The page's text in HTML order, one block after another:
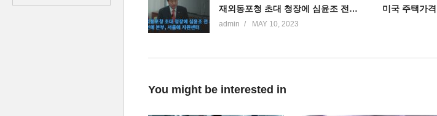
재외동포청 초대 청장에 심윤조 전 의원, 인천에 본부, 서울에 지원센터
admin MAY 10, 2023
You might be interested in